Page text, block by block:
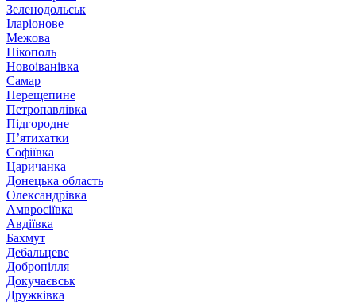
Зеленодольськ
Іларіонове
Межова
Нікополь
Новоіванівка
Самар
Перещепине
Петропавлівка
Підгородне
П’ятихатки
Софіївка
Царичанка
Донецька область
Олександрівка
Амвросіївка
Авдіївка
Бахмут
Дебальцеве
Добропілля
Докучаєвськ
Дружківка